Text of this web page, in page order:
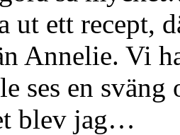
ut ett recept,
Annelie. Vi
ses en sväng
blev jag…